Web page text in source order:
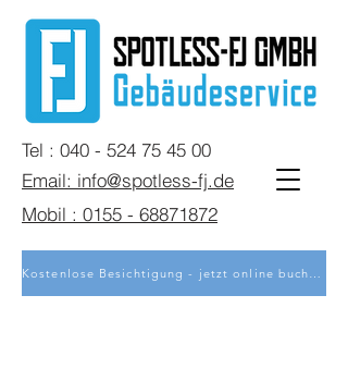
Mobil : 0155 - 68871872
Tel : 040 - 524 75 45 00
Email: info@spotless-fj.de
Kostenlose Besichtigung - jetzt online buchen